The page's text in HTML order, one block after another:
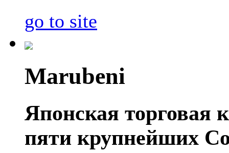
go to site
Marubeni
Японская торговая
пяти крупнейших